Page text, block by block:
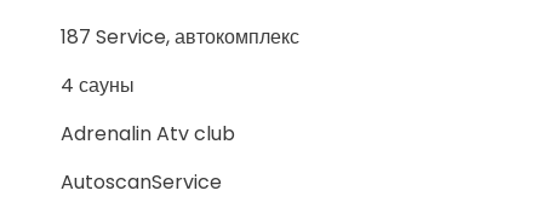
187 Service, автокомплекс
4 сауны
Adrenalin Atv club
AutoscanService